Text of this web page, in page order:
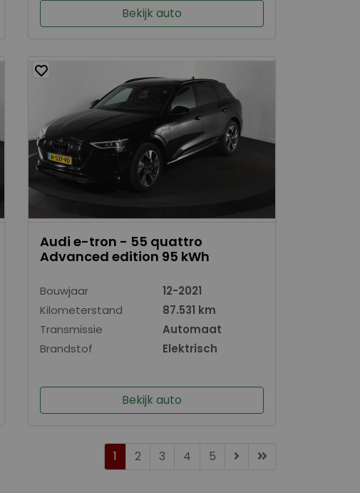
Bekijk auto
Audi e-tron - 55 quattro
Advanced edition 95 kWh
Bouwjaar
12-2021
Kilometerstand
87.531 km
Transmissie
Automaat
Brandstof
Elektrisch
Bekijk auto
1 2 3 4 5